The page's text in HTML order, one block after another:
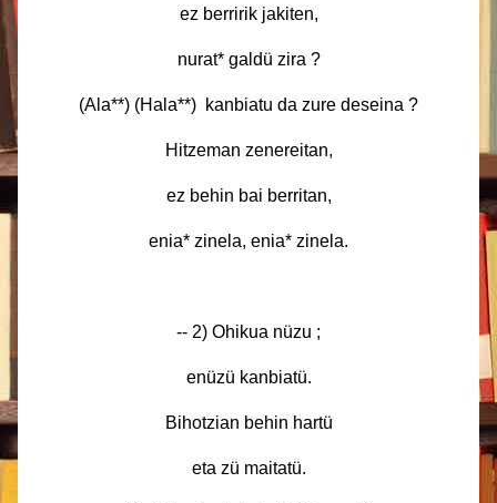
ez berririk jakiten,
nurat* galdü zira ?
(Ala**) (Hala**) kanbiatu da zure deseina ?
Hitzeman zenereitan,
ez behin bai berritan,
enia* zinela, enia* zinela.
-- 2) Ohikua nüzu ;
enüzü kanbiatü.
Bihotzian behin hartü
eta zü maitatü.